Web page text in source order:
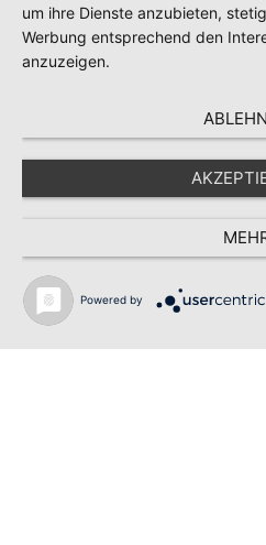
um ihre Dienste anzubieten,
Werbung entsprechend den
anzuzeigen.
Powered by